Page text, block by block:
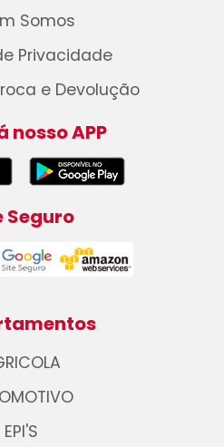
Somos
Privacidade
e Devolução
nosso APP
Seguro
EPI'S